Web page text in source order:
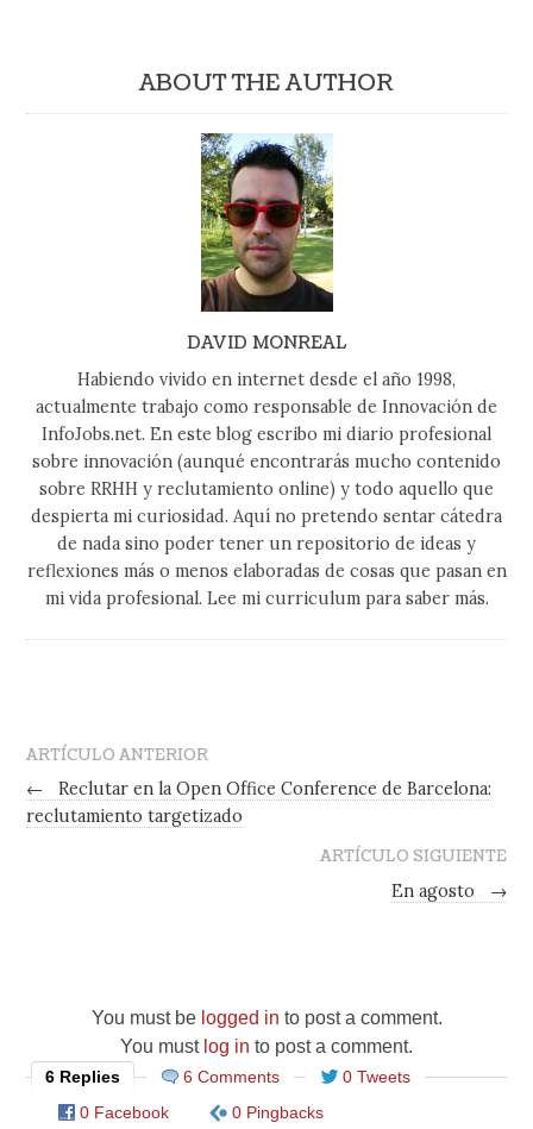
ABOUT THE AUTHOR
DAVID MONREAL
Habiendo vivido en internet desde el año 1998,
actualmente trabajo como responsable de Innovación de
InfoJobs.net. En este blog escribo mi diario profesional
sobre innovación (aunqué encontrarás mucho contenido
sobre RRHH y reclutamiento online) y todo aquello que
despierta mi curiosidad. Aquí no pretendo sentar cátedra
de nada sino poder tener un repositorio de ideas y
reflexiones más o menos elaboradas de cosas que pasan en
mi vida profesional. Lee mi curriculum para saber más.
ARTÍCULO ANTERIOR
←
Reclutar en la Open Office Conference de Barcelona:
reclutamiento targetizado
ARTÍCULO SIGUIENTE
En agosto
→
You must be logged in to post a comment.
You must log in to post a comment.
6 Replies 6 Comments
0 Tweets
0 Facebook
0 Pingbacks